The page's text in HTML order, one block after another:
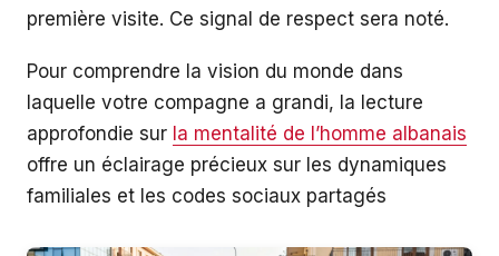
première visite. Ce signal de respect sera noté.
Pour comprendre la vision du monde dans
laquelle votre compagne a grandi, la lecture
approfondie sur la mentalité de l’homme albanais
offre un éclairage précieux sur les dynamiques
familiales et les codes sociaux partagés